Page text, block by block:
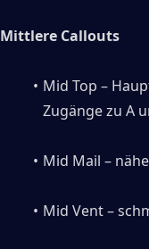
Mittlere Callouts
Mid Top –
Zugänge zu A
Mid Mail –
Mid Vent –